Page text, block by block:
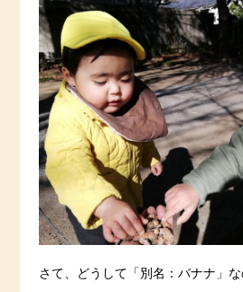
さて、どうして「別名：バナナ」な